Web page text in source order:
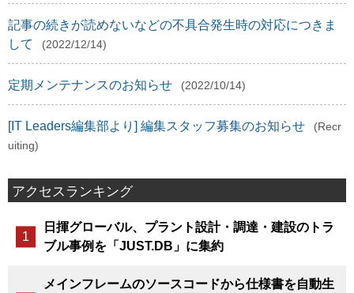
記事の続きが読めないなどの不具合発生時の対応につきま
して
(2022/12/14)
定期メンテナンスのお知らせ (2022/10/14)
[IT Leaders編集部より] 編集スタッフ募集のお知らせ
(Recr
uiting)
アクセスランキング
日揮グローバル、プラント設計・調達・建設のトラ
ブル事例を「JUST.DB」に集約
メインフレームのソースコードから仕様書を自動生